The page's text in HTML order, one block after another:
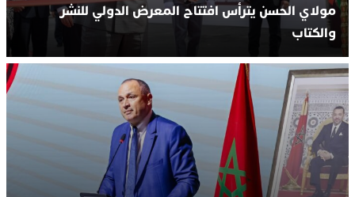
مولاي الحسن يترأس افتتاح المعرض الدولي للنشر
والكتاب